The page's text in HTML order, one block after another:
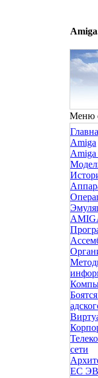
Меню
Amiga
Amiga
сети
ЕС